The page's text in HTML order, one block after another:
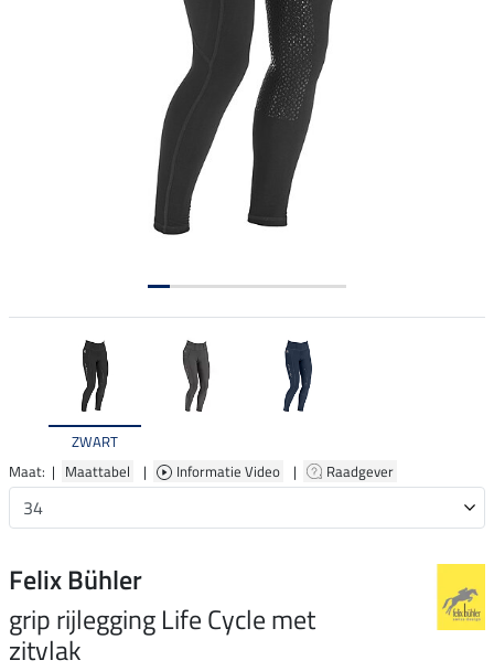
ZWART
Maat: | Maattabel | Informatie Video | Raadgever
Felix Bühler
grip rijlegging Life Cycle met
zitvlak